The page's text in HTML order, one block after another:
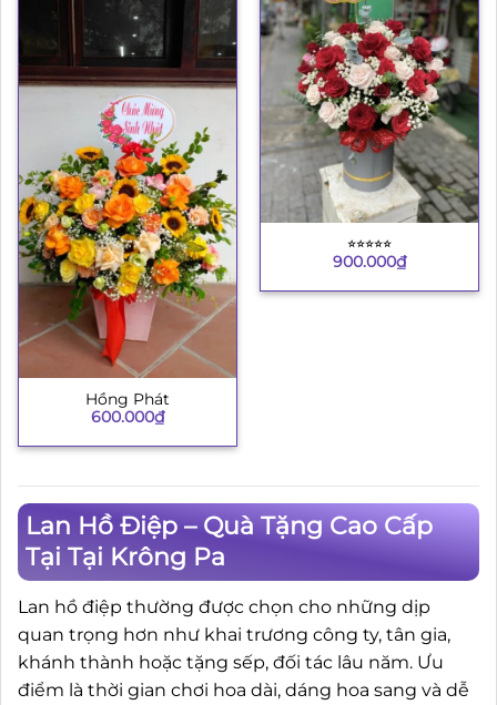
Hồng Phát
600.000₫
⭐︎⭐︎⭐︎⭐︎⭐︎
900.000₫
Lan Hồ Điệp – Quà Tặng Cao Cấp
Tại Tại Krông Pa
Lan hồ điệp thường được chọn cho những dịp
quan trọng hơn như khai trương công ty, tân gia,
khánh thành hoặc tặng sếp, đối tác lâu năm. Ưu
điểm là thời gian chơi hoa dài, dáng hoa sang và dễ